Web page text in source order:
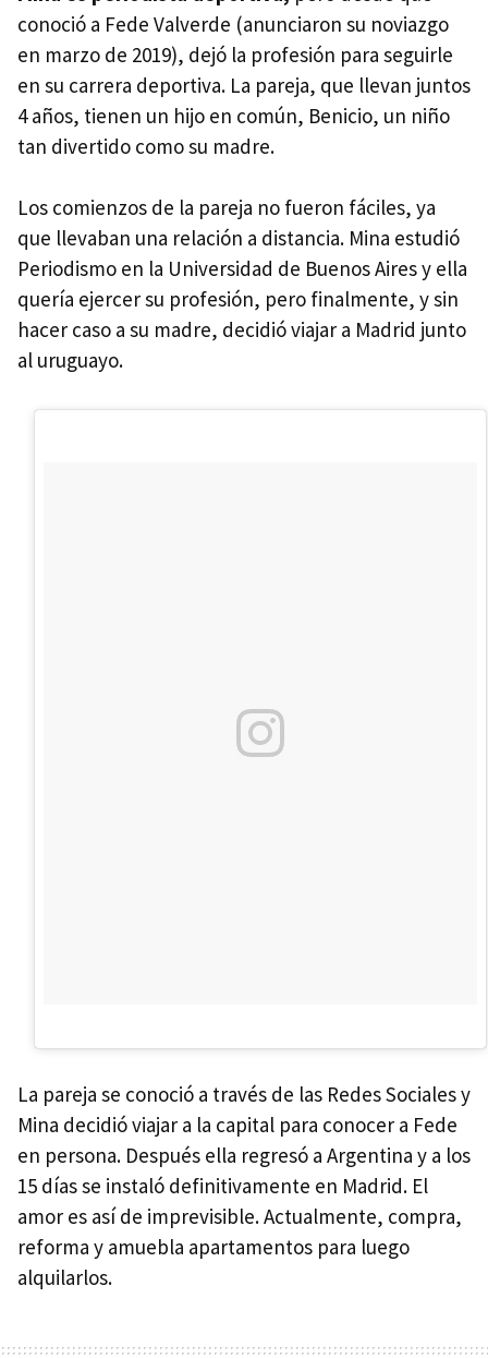
conoció a Fede Valverde (anunciaron su noviazgo
en marzo de 2019), dejó la profesión para seguirle
en su carrera deportiva. La pareja, que llevan juntos
4 años, tienen un hijo en común, Benicio, un niño
tan divertido como su madre.
Los comienzos de la pareja no fueron fáciles, ya
que llevaban una relación a distancia. Mina estudió
Periodismo en la Universidad de Buenos Aires y ella
quería ejercer su profesión, pero finalmente, y sin
hacer caso a su madre, decidió viajar a Madrid junto
al uruguayo.
La pareja se conoció a través de las Redes Sociales y
Mina decidió viajar a la capital para conocer a Fede
en persona. Después ella regresó a Argentina y a los
15 días se instaló definitivamente en Madrid. El
amor es así de imprevisible. Actualmente, compra,
reforma y amuebla apartamentos para luego
alquilarlos.